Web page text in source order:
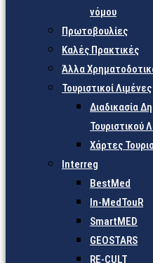
νόμου
Πρωτοβουλίες
Καλές Πρακτικές
Άλλα
Τουριστικοί Λιμένες
Διαδικασία
Τουριστικού
Χάρτες
Interreg
BestMed
In-MedTouR
SmartMED
GEOSTARS
RE-CULT